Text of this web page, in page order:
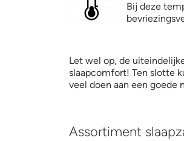
Bij deze
Let wel op, de
slaapcomfort! Ten slotte
veel doen aan een goede
Assortiment